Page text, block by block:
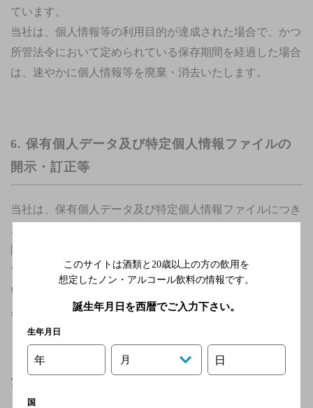
ています。
当社は、個人情報等の利用目的が達成された場合で、かつ
所管法令において定められている保存期間を経過した場合
は、速やかに個人情報等を廃棄・消去いたします。
6. 保有個人データ及び特定個人情報ファイルの
開示・訂正等
当社は、保有個人データ及び特定個人情報ファイルにつき
ご本人または代理人からの開示、訂正等（訂正、追加、削
除、利用停止、消去または第三者への提供の停止をいいま
す）を求められた場合には、法令の規定に従い対応させて
いただきます。
具体的な手続きにつきましては、公表事項をご覧下さい。
7. 個人を識別することができない形での利用
このサイトは酒類と20歳以上の方の飲用を
想定したノン・アルコール飲料の情報です。
誕生年月日を西暦でご入力下さい。
生年月日
年 月 日
国